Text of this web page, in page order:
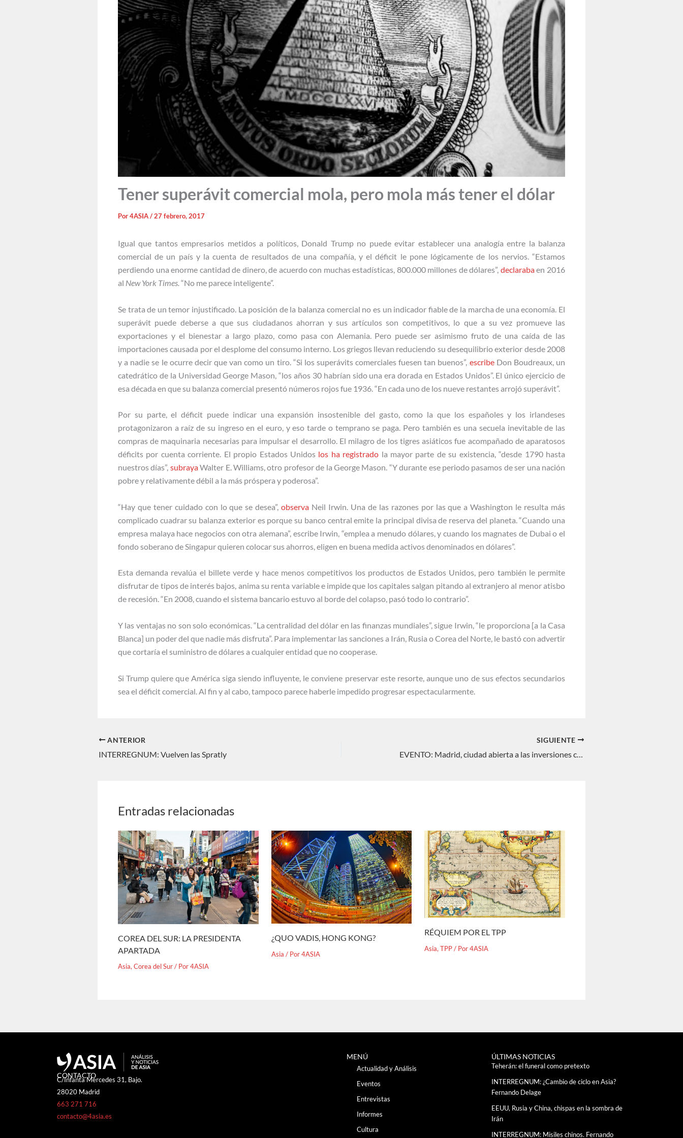
Tener superávit comercial mola, pero mola más tener el dólar
Por4ASIA/27 febrero, 2017
Igual que tantos empresarios metidos a políticos, Donald Trump no puede evitar establecer una analogía entre la balanza
comercial de un país y la cuenta de resultados de una compañía, y el déficit le pone lógicamente de los nervios. “Estamos
perdiendo una enorme cantidad de dinero, de acuerdo con muchas estadísticas, 800.000 millones de dólares”, declarabaen 2016
al New York Times. “No me parece inteligente”.
Se trata de un temor injustificado. La posición de la balanza comercial no es un indicador fiable de la marcha de una economía. El
superávit puede deberse a que sus ciudadanos ahorran y sus artículos son competitivos, lo que a su vez promueve las
exportaciones y el bienestar a largo plazo, como pasa con Alemania. Pero puede ser asimismo fruto de una caída de las
importaciones causada por el desplome del consumo interno. Los griegos llevan reduciendo su desequilibrio exterior desde 2008
y a nadie se le ocurre decir que van como un tiro. “Si los superávits comerciales fuesen tan buenos”, escribeDon Boudreaux, un
catedrático de la Universidad George Mason, “los años 30 habrían sido una era dorada en Estados Unidos”. El único ejercicio de
esa década en que su balanza comercial presentó números rojos fue 1936. “En cada uno de los nueve restantes arrojó superávit”.
Por su parte, el déficit puede indicar una expansión insostenible del gasto, como la que los españoles y los irlandeses
protagonizaron a raíz de su ingreso en el euro, y eso tarde o temprano se paga. Pero también es una secuela inevitable de las
compras de maquinaria necesarias para impulsar el desarrollo. El milagro de los tigres asiáticos fue acompañado de aparatosos
déficits por cuenta corriente. El propio Estados Unidos los ha registrado la mayor parte de su existencia, “desde 1790 hasta
nuestros días”, subrayaWalter E. Williams, otro profesor de la George Mason. “Y durante ese periodo pasamos de ser una nación
pobre y relativamente débil a la más próspera y poderosa”.
“Hay que tener cuidado con lo que se desea”,observa Neil Irwin. Una de las razones por las que a Washington le resulta más
complicado cuadrar su balanza exterior es porque su banco central emite la principal divisa de reserva del planeta. “Cuando una
empresa malaya hace negocios con otra alemana”, escribe Irwin, “emplea a menudo dólares, y cuando los magnates de Dubai o el
fondo soberano de Singapur quieren colocar sus ahorros, eligen en buena medida activos denominados en dólares”.
Esta demanda revalúa el billete verde y hace menos competitivos los productos de Estados Unidos, pero también le permite
disfrutar de tipos de interés bajos, anima su renta variable e impide que los capitales salgan pitando al extranjero al menor atisbo
de recesión. “En 2008, cuando el sistema bancario estuvo al borde del colapso, pasó todo lo contrario”.
Y las ventajas no son solo económicas. “La centralidad del dólar en las finanzas mundiales”, sigue Irwin, “le proporciona [a la Casa
Blanca] un poder del que nadie más disfruta”. Para implementar las sanciones a Irán, Rusia o Corea del Norte, le bastó con advertir
que cortaría el suministro de dólares a cualquier entidad que no cooperase.
Si Trump quiere que América siga siendo influyente, le conviene preservar este resorte, aunque uno de sus efectos secundarios
sea el déficit comercial. Al fin y al cabo, tampoco parece haberle impedido progresar espectacularmente.
ANTERIOR
INTERREGNUM: Vuelven las Spratly
SIGUIENTE
EVENTO: Madrid, ciudad abierta a las inversiones chinas
Entradas relacionadas
COREA DEL SUR: LA PRESIDENTA
APARTADA
Asia, Corea del Sur/ Por4ASIA
¿QUO VADIS, HONG KONG?
Asia / Por4ASIA
RÉQUIEM POR EL TPP
Asia,TPP/ Por4ASIA
CONTACTO
C/Infanta Mercedes 31, Bajo.
28020 Madrid
663 271 716
contacto@4asia.es
MENÚ
Actualidad y Análisis
Eventos
Entrevistas
Informes
Cultura
ÚLTIMAS NOTICIAS
Teherán: el funeral como pretexto
INTERREGNUM: ¿Cambio de ciclo en Asia?
Fernando Delage
EEUU, Rusia y China, chispas en la sombra de
Irán
INTERREGNUM: Misiles chinos. Fernando